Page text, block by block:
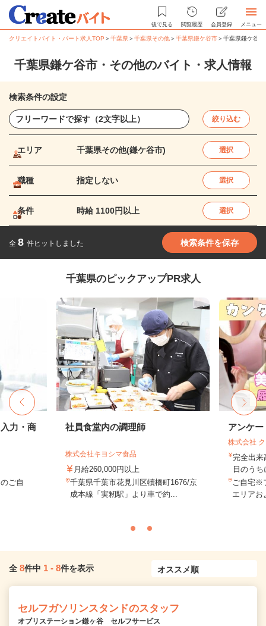
後で見る 閲覧履歴 会員登録 メニュー
クリエイトバイト・パート求人TOP ＞千葉県＞千葉県その他＞千葉県鎌ケ谷市＞千葉県鎌ケ谷
千葉県鎌ケ谷市・その他のバイト・求人情報
検索条件の設定
絞り込む
エリア 千葉県その他(鎌ケ谷市) 選択
職種 指定しない 選択
条件 時給 1100円以上 選択
全 8 件ヒットしました 検索条件を保存
千葉県のピックアップPR求人
力・商
ご自
社員食堂内の調理師
株式会社キヨシマ食品
月給260,000円以上
千葉県千葉市花見川区犢橋町1676/京
成本線「実籾駅」より車で約...
アンケ
株式会社
完全出
日のう
ご自宅※
エリアお
全 8件中 1 - 8件を表示
セルフガソリンスタンドのスタッフ
オブリステーション鎌ヶ谷 セルフサービス